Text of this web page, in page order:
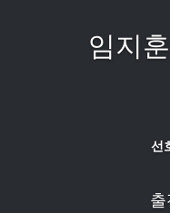
임지
선